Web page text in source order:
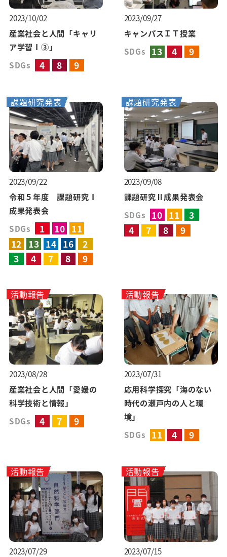
2023/10/02
産業社会と人間「キャリ
ア学習Ⅰ③」
SDGs
4 8 9
2023/09/27
キャンパスＩＴ授業
SDGs
13 4 9
課題研究発表
2023/09/22
令和５年度 課題研究Ⅰ
成果発表会
SDGs
1 10 11
12 13 14 16
2
3
4 7 8 9
課題研究発表
2023/09/08
課題研究Ⅱ成果発表会
SDGs
10 11
3
4
7 8 9
活動報告
2023/08/28
産業社会と人間「愛媛の
科学技術と情報」
SDGs
4 7 9
活動報告
2023/07/31
応用科学探究「海のない
時代の瀬戸内の人と環
境」
SDGs
11 4 9
活動報告
2023/07/29
活動報告
2023/07/15